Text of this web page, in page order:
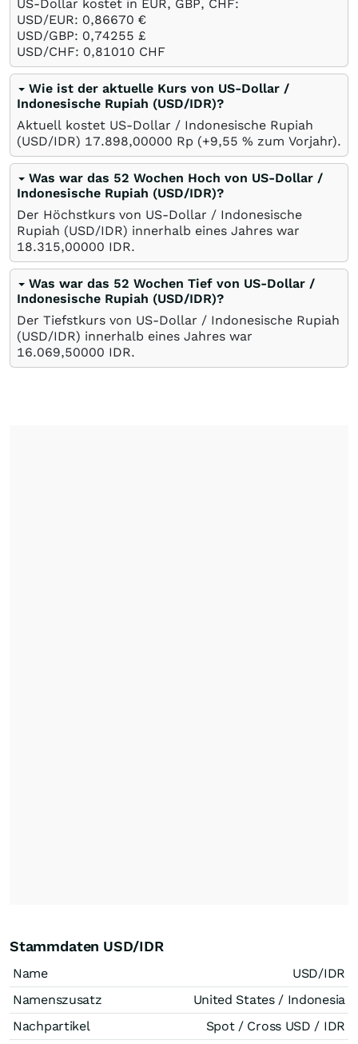
US-Dollar kostet in EUR, GBP, CHF:
USD/EUR: 0,86670 €
USD/GBP: 0,74255 £
USD/CHF: 0,81010 CHF
Wie ist der aktuelle Kurs von US-Dollar /
Indonesische Rupiah (USD/IDR)?
Aktuell kostet US-Dollar / Indonesische Rupiah
(USD/IDR) 17.898,00000 Rp (+9,55 % zum Vorjahr).
Was war das 52 Wochen Hoch von US-Dollar /
Indonesische Rupiah (USD/IDR)?
Der Höchstkurs von US-Dollar / Indonesische
Rupiah (USD/IDR) innerhalb eines Jahres war
18.315,00000 IDR.
Was war das 52 Wochen Tief von US-Dollar /
Indonesische Rupiah (USD/IDR)?
Der Tiefstkurs von US-Dollar / Indonesische Rupiah
(USD/IDR) innerhalb eines Jahres war
16.069,50000 IDR.
Stammdaten USD/IDR
Name
USD/IDR
Namenszusatz
United States / Indonesia
Nachpartikel
Spot / Cross USD / IDR